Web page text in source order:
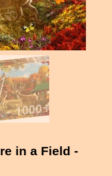
in a Field -